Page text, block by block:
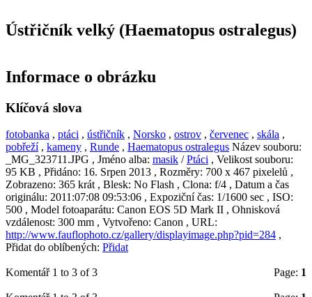
Ústřičník velký (Haematopus ostralegus)
Informace o obrázku
Klíčová slova
fotobanka , ptáci , ústřičník , Norsko , ostrov , červenec , skála ,
pobřeží, kameny , Runde , Haematopus ostralegus Název souboru:
_MG_323711.JPG , Jméno alba: masik /Ptáci , Velikost souboru:
95 KB , Přidáno: 16. Srpen 2013 , Rozměry: 700 x 467 pixelelů ,
Zobrazeno: 365 krát , Blesk: No Flash , Clona: f/4 , Datum a čas
originálu: 2011:07:08 09:53:06 , Expoziční čas: 1/1600 sec , ISO:
500 , Model fotoaparátu: Canon EOS 5D Mark II , Ohnisková
vzdálenost: 300 mm , Vytvořeno: Canon , URL:
http://www.fauflophoto.cz/gallery/displayimage.php?pid=284 ,
Přidat do oblíbených: Přidat
Komentář 1 to 3 of 3 Page: 1